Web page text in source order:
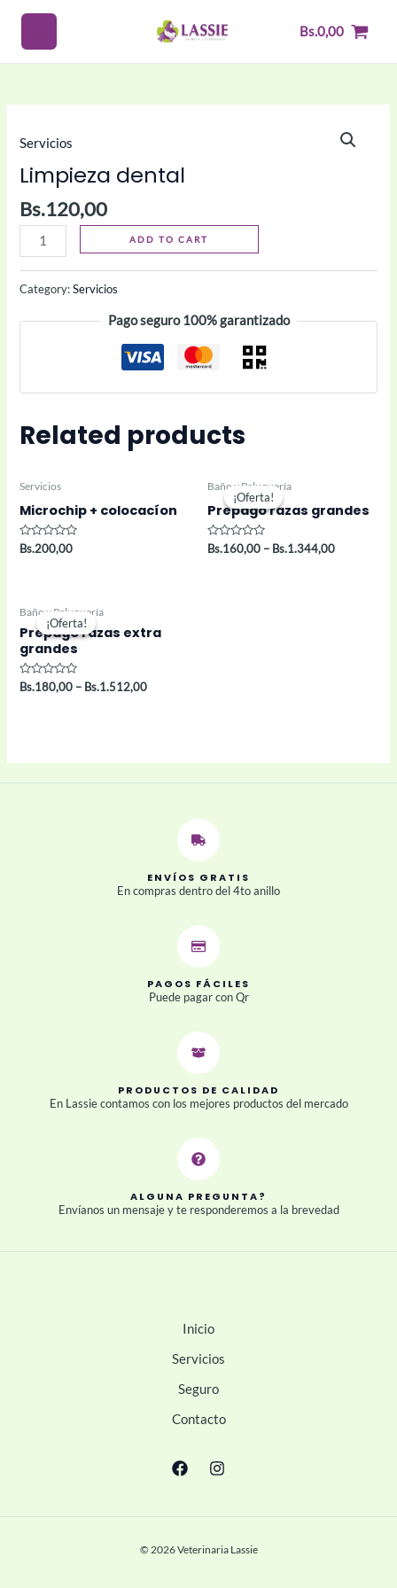
MAIN
MENU
Bs.0,00
Servicios
Limpieza dental
Bs.120,00
dental
quantity
ADD TO CART
Category:Servicios
Pago seguro 100% garantizado
Related products
Servicios
Microchip + colocacíon
Rated
0
Bs.200,00
¡Oferta!
¡Oferta!
Baño y Peluquería
Prepago razas grandes
Rated
0
Bs.160,00 – Bs.1.344,00
¡Oferta!
¡Oferta!
Baño y Peluquería
Prepago razas extra
grandes
Rated
0
Bs.180,00 – Bs.1.512,00
ENVÍOS GRATIS
En compras dentro del 4to anillo
PAGOS FÁCILES
Puede pagar con Qr
PRODUCTOS DE CALIDAD
En Lassie contamos con los mejores productos del mercado
ALGUNA PREGUNTA?
Envíanos un mensaje y te responderemos a la brevedad
Inicio
Servicios
Seguro
Contacto
© 2026 Veterinaria Lassie